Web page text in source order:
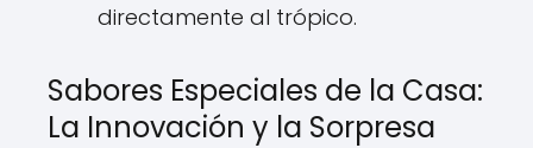
directamente al trópico.
Sabores Especiales de la Casa:
La Innovación y la Sorpresa